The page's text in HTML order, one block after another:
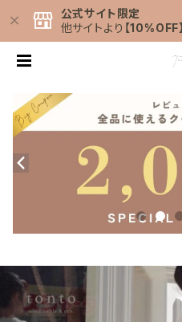
公式サイト限定
他サイトより 【10%OFF】